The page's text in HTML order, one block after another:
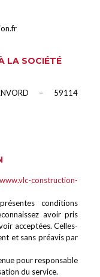
LA SOCIÉTÉ
– 59114
www.vlc-construction-
conditions
avoir pris
acceptées. Celles-
et sans préavis par
pour responsable
du service.